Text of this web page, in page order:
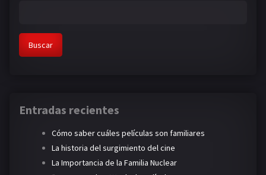
Buscar
Entradas recientes
Cómo saber cuáles películas son familiares
La historia del surgimiento del cine
La Importancia de la Familia Nuclear